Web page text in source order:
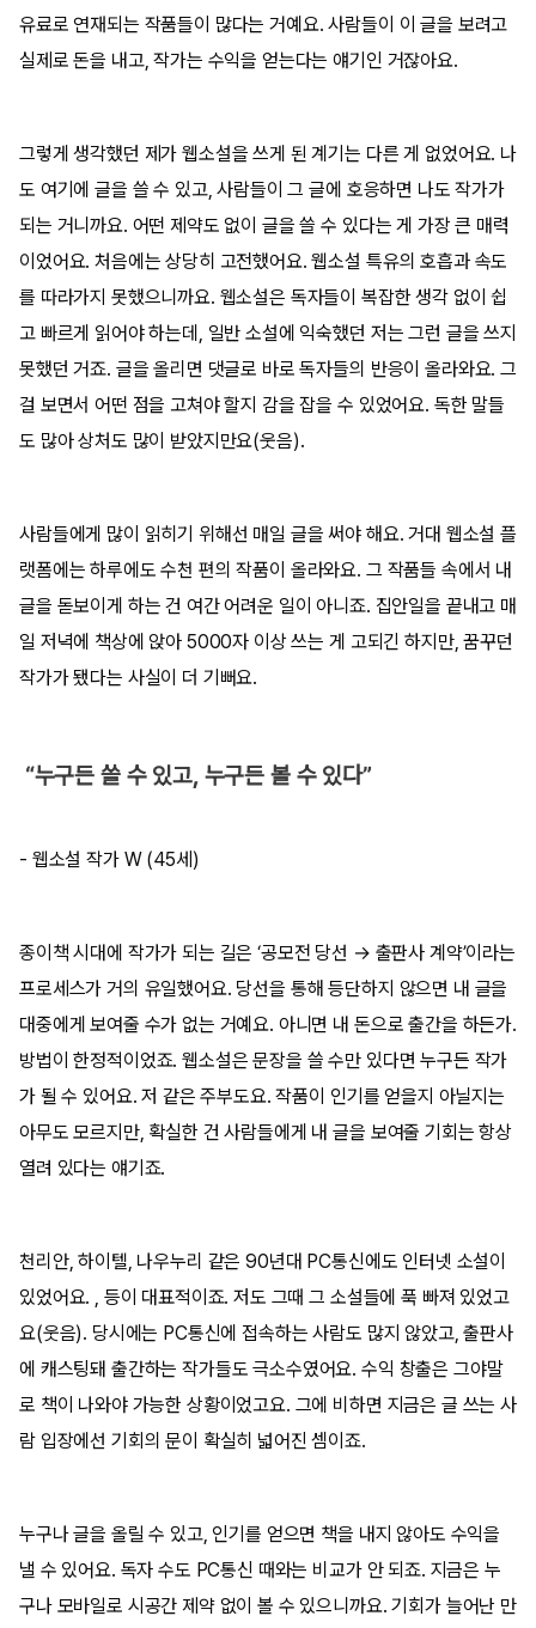
유료로 연재되는 작품들이 많다는 거예요. 사람들이 이 글을 보려고
실제로 돈을 내고, 작가는 수익을 얻는다는 얘기인 거잖아요.
그렇게 생각했던 제가 웹소설을 쓰게 된 계기는 다른 게 없었어요. 나
도 여기에 글을 쓸 수 있고, 사람들이 그 글에 호응하면 나도 작가가
되는 거니까요. 어떤 제약도 없이 글을 쓸 수 있다는 게 가장 큰 매력
이었어요. 처음에는 상당히 고전했어요. 웹소설 특유의 호흡과 속도
를 따라가지 못했으니까요. 웹소설은 독자들이 복잡한 생각 없이 쉽
고 빠르게 읽어야 하는데, 일반 소설에 익숙했던 저는 그런 글을 쓰지
못했던 거죠. 글을 올리면 댓글로 바로 독자들의 반응이 올라와요. 그
걸 보면서 어떤 점을 고쳐야 할지 감을 잡을 수 있었어요. 독한 말들
도 많아 상처도 많이 받았지만요(웃음).
사람들에게 많이 읽히기 위해선 매일 글을 써야 해요. 거대 웹소설 플
랫폼에는 하루에도 수천 편의 작품이 올라와요. 그 작품들 속에서 내
글을 돋보이게 하는 건 여간 어려운 일이 아니죠. 집안일을 끝내고 매
일 저녁에 책상에 앉아 5000자 이상 쓰는 게 고되긴 하지만, 꿈꾸던
작가가 됐다는 사실이 더 기뻐요.
“누구든 쓸 수 있고, 누구든 볼 수 있다”
- 웹소설 작가 W (45세)
종이책 시대에 작가가 되는 길은 ‘공모전 당선 → 출판사 계약’이라는
프로세스가 거의 유일했어요. 당선을 통해 등단하지 않으면 내 글을
대중에게 보여줄 수가 없는 거예요. 아니면 내 돈으로 출간을 하든가.
방법이 한정적이었죠. 웹소설은 문장을 쓸 수만 있다면 누구든 작가
가 될 수 있어요. 저 같은 주부도요. 작품이 인기를 얻을지 아닐지는
아무도 모르지만, 확실한 건 사람들에게 내 글을 보여줄 기회는 항상
열려 있다는 얘기죠.
천리안, 하이텔, 나우누리 같은 90년대 PC통신에도 인터넷 소설이
있었어요. , 등이 대표적이죠. 저도 그때 그 소설들에 푹 빠져 있었고
요(웃음). 당시에는 PC통신에 접속하는 사람도 많지 않았고, 출판사
에 캐스팅돼 출간하는 작가들도 극소수였어요. 수익 창출은 그야말
로 책이 나와야 가능한 상황이었고요. 그에 비하면 지금은 글 쓰는 사
람 입장에선 기회의 문이 확실히 넓어진 셈이죠.
누구나 글을 올릴 수 있고, 인기를 얻으면 책을 내지 않아도 수익을
낼 수 있어요. 독자 수도 PC통신 때와는 비교가 안 되죠. 지금은 누
구나 모바일로 시공간 제약 없이 볼 수 있으니까요. 기회가 늘어난 만